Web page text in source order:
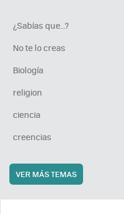
¿Sabías que...?
No te lo creas
Biología
religion
ciencia
creencias
VER MÁS TEMAS